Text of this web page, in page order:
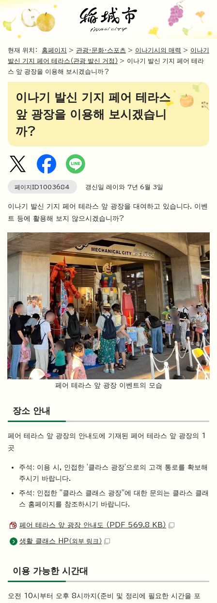
현재 위치： 홈페이지 > 관광・문화・스포츠 > 이나기시의 매력 > 이나기
발신 기지 페어 테라스（관광 발신 거점） > 이나기 발신 기지 페어 테라
스 앞 광장을 이용해 보시겠습니까？
이나기 발신 기지 페어 테라스
앞 광장을 이용해 보시겠습니
까?
페이지ID1003684 갱신일 레이와 7년 6월 3일
이나기 발신 기지 페어 테라스 앞 광장을 대여하고 있습니다. 이벤
트 등에 활용해 보지 않으시겠습니까?
페어 테라스 앞 광장 이벤트의 모습
장소 안내
페어 테라스 앞 광장의 안내도에 기재된 페어 테라스 앞 광장의 1
곳
주석: 이용 시, 인접한 '클라스 광장'으로의 고객 통로를 확보해
주시기 바랍니다.
주석: 인접한 "클라스 클래스 광장"에 대한 문의는 클라스 클래
스 홈페이지를 참조하시기 바랍니다.
페어 테라스 앞 광장 안내도 （PDF 569.8 KB）
생활 클래스 HP （외부 링크）
이용 가능한 시간대
오전 10시부터 오후 8시까지(준비 및 정리에 필요한 시간을 포